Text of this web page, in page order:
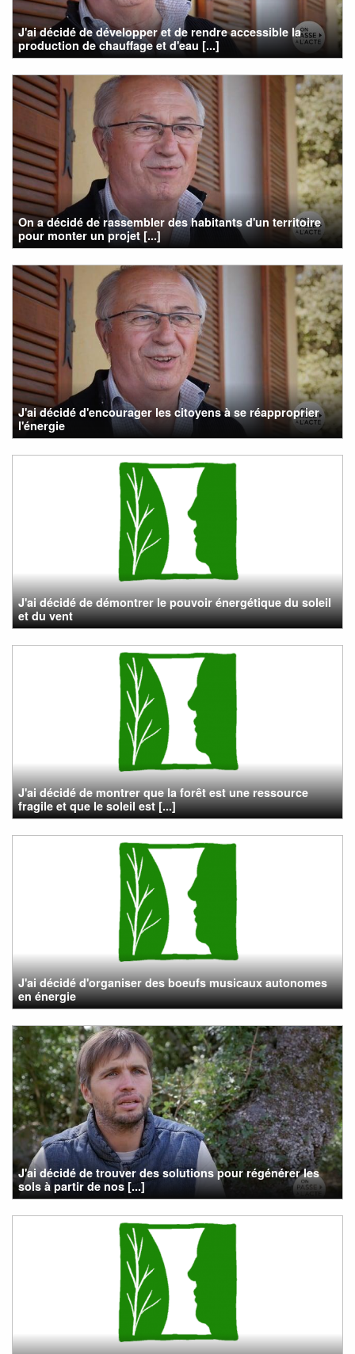
J'ai décidé de développer et de rendre accessible la
production de chauffage et d'eau [...]
On a décidé de rassembler des habitants d'un territoire
pour monter un projet [...]
J'ai décidé d'encourager les citoyens à se réapproprier
l'énergie
J'ai décidé de démontrer le pouvoir énergétique du soleil
et du vent
J'ai décidé de montrer que la forêt est une ressource
fragile et que le soleil est [...]
J'ai décidé d'organiser des boeufs musicaux autonomes
en énergie
J'ai décidé de trouver des solutions pour régénérer les
sols à partir de nos [...]